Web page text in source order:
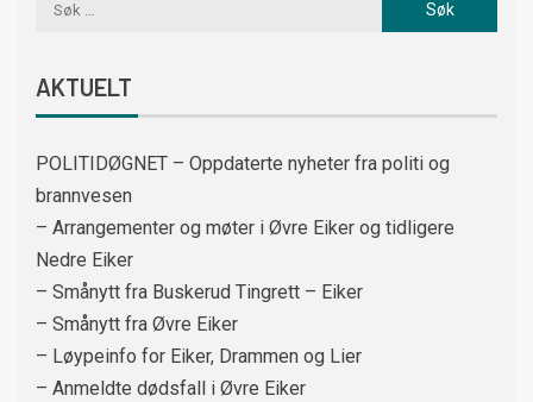
AKTUELT
POLITIDØGNET – Oppdaterte nyheter fra politi og
brannvesen
– Arrangementer og møter i Øvre Eiker og tidligere
Nedre Eiker
– Smånytt fra Buskerud Tingrett – Eiker
– Smånytt fra Øvre Eiker
– Løypeinfo for Eiker, Drammen og Lier
– Anmeldte dødsfall i Øvre Eiker